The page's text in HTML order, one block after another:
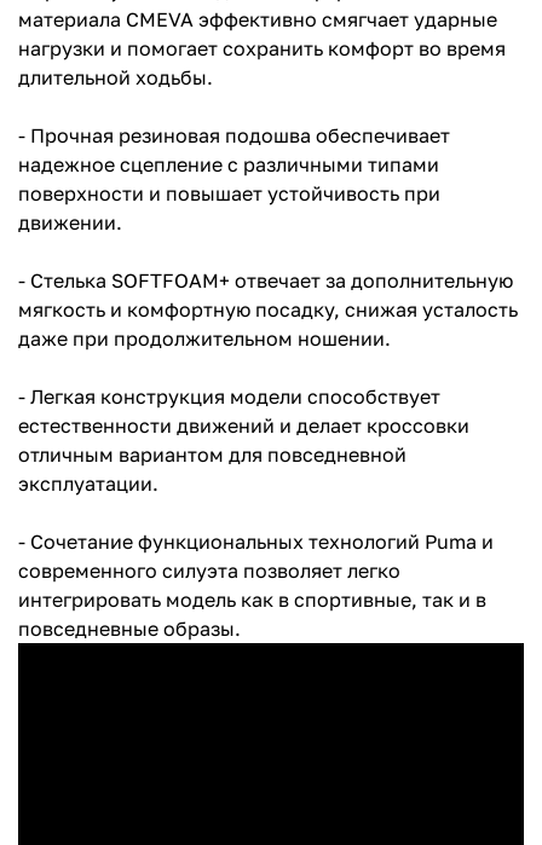
материала CMEVA эффективно смягчает ударные
нагрузки и помогает сохранить комфорт во время
длительной ходьбы.
- Прочная резиновая подошва обеспечивает
надежное сцепление с различными типами
поверхности и повышает устойчивость при
движении.
- Стелька SOFTFOAM+ отвечает за дополнительную
мягкость и комфортную посадку, снижая усталость
даже при продолжительном ношении.
- Легкая конструкция модели способствует
естественности движений и делает кроссовки
отличным вариантом для повседневной
эксплуатации.
- Сочетание функциональных технологий Puma и
современного силуэта позволяет легко
интегрировать модель как в спортивные, так и в
повседневные образы.